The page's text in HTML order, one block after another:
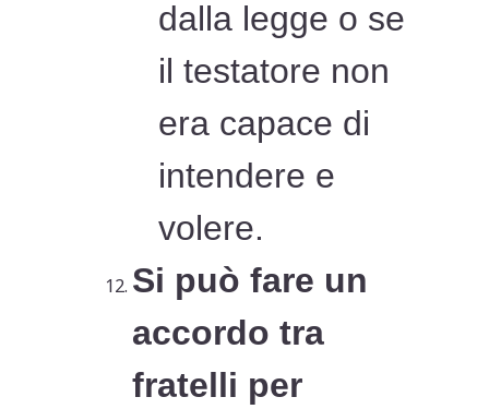
dalla legge o se
il testatore non
era capace di
intendere e
volere.
Si può fare un
accordo tra
fratelli per